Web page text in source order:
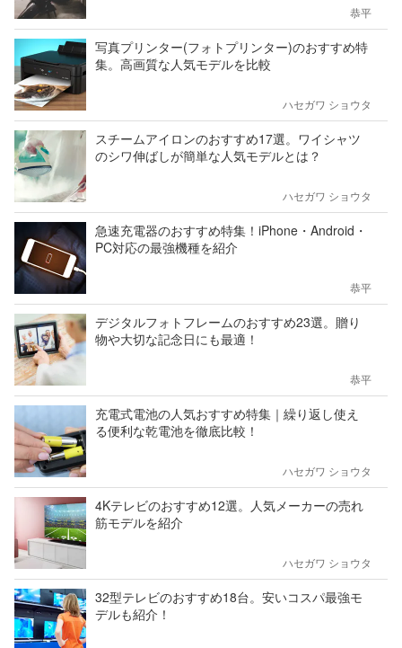
恭平
写真プリンター(フォトプリンター)のおすすめ特
集。高画質な人気モデルを比較
ハセガワ ショウタ
スチームアイロンのおすすめ17選。ワイシャツ
のシワ伸ばしが簡単な人気モデルとは？
ハセガワ ショウタ
急速充電器のおすすめ特集！iPhone・Android・
PC対応の最強機種を紹介
恭平
デジタルフォトフレームのおすすめ23選。贈り
物や大切な記念日にも最適！
恭平
充電式電池の人気おすすめ特集｜繰り返し使え
る便利な乾電池を徹底比較！
ハセガワ ショウタ
4Kテレビのおすすめ12選。人気メーカーの売れ
筋モデルを紹介
ハセガワ ショウタ
32型テレビのおすすめ18台。安いコスパ最強モ
デルも紹介！